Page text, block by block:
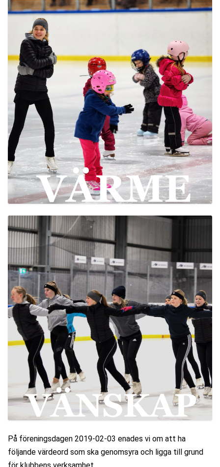
På föreningsdagen 2019-02-03 enades vi om att ha
följande värdeord som ska genomsyra och ligga till grund